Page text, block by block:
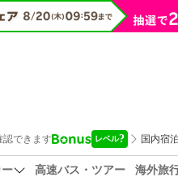
高速バス・ツアー
海外旅